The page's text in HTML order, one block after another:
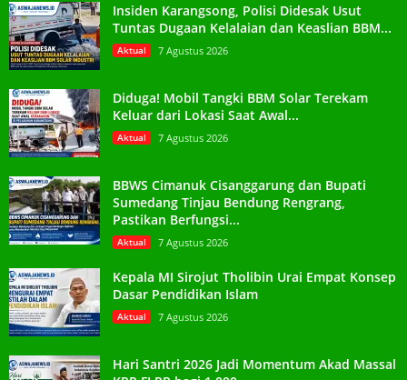
Insiden Karangsong, Polisi Didesak Usut
Tuntas Dugaan Kelalaian dan Keaslian BBM...
Aktual 7 Agustus 2026
Diduga! Mobil Tangki BBM Solar Terekam
Keluar dari Lokasi Saat Awal...
Aktual 7 Agustus 2026
BBWS Cimanuk Cisanggarung dan Bupati
Sumedang Tinjau Bendung Rengrang,
Pastikan Berfungsi...
Aktual 7 Agustus 2026
Kepala MI Sirojut Tholibin Urai Empat Konsep
Dasar Pendidikan Islam
Aktual 7 Agustus 2026
Hari Santri 2026 Jadi Momentum Akad Massal